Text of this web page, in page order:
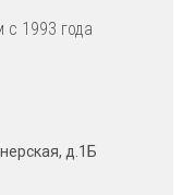
1993 года
д.1Б